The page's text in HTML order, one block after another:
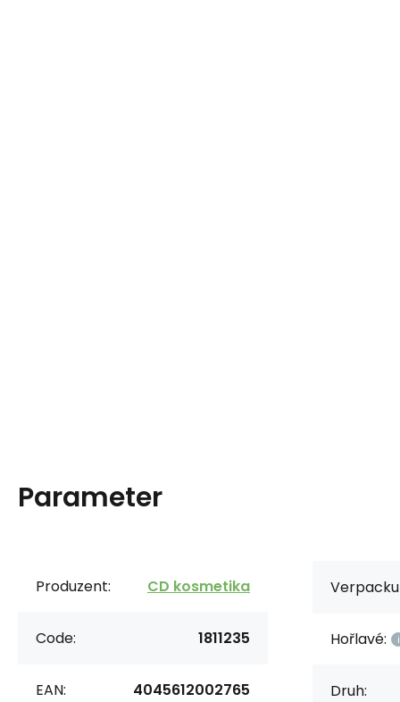
Parameter
Produzent: CD kosmetika
Code: 1811235
EAN: 4045612002765
Hořlavé:
Druh: